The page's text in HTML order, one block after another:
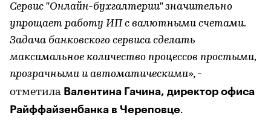
Сервис "Онлайн-бухгалтерии" значительно
упрощает работу ИП с валютными счетами.
Задача банковского сервиса сделать
максимальное количество процессов простыми,
прозрачными и автоматическими», -
отметила Валентина Гачина, директор офиса
Райффайзенбанка в Череповце.